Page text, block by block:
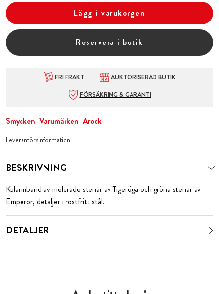
Lägg i varukorgen
Reservera i butik
FRI FRAKT
AUKTORISERAD BUTIK
FÖRSÄKRING & GARANTI
Smycken Varumärken Arock
Leverantörsinformation
BESKRIVNING
Kularmband av melerade stenar av Tigeröga och gröna stenar av
Emperor, detaljer i rostfritt stål.
DETALJER